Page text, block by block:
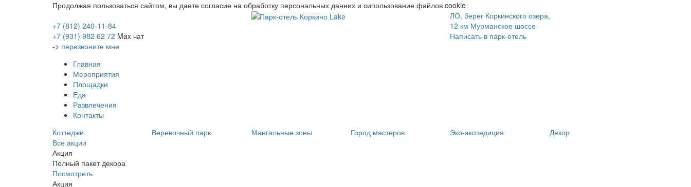
Продолжая пользоваться сайтом, вы даете согласие на обработку персональных данних и сипользование файлов cookie
+7 (812) 240-11-84
+7 (931) 982 62 72 Max чат
-> перезвоните мне
ЛО, берег Коркинского озера,
12 км Мурманское шоссе
Написать в парк-отель
Главная
Мероприятия
Площадки
Еда
Развлечения
Контакты
Коттеджи
Веревочный парк Мангальные зоны Город мастеров Эко-экспедиция
Декор
Все акции
Акция
Полный пакет декора
Посмотреть
Акция